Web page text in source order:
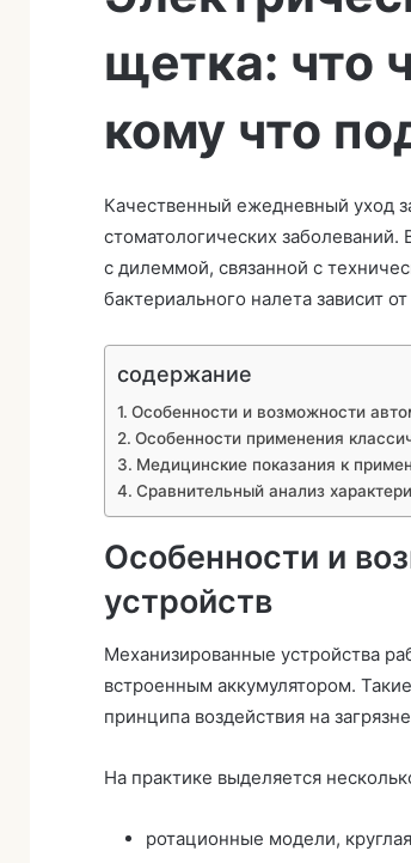
ь
и
о
щетка: что
кому что
Качественный ежедневный уход
стоматологических
с дилеммой, связанной с
бактериального налета зависит
содержание
Особенности и возможности
Особенности применения
Медицинские показания к
Сравнительный анализ
Особенности и
устройств
Механизированные устройства
встроенным аккумулятором.
принципа воздействия на
На практике выделяется
ротационные модели,